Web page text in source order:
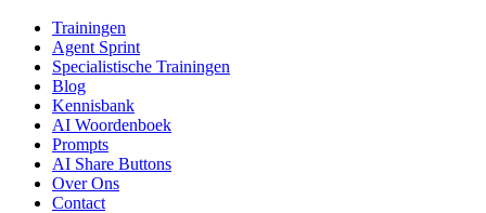
Trainingen
Agent Sprint
Specialistische Trainingen
Blog
Kennisbank
AI Woordenboek
Prompts
AI Share Buttons
Over Ons
Contact